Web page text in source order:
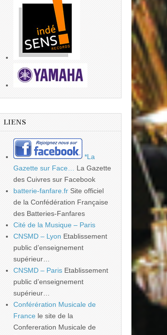
LIENS
*La
Gazette sur Face…
La Gazette
des Cuivres sur Facebook
batterie-fanfare.fr Site officiel
de la Confédération Française
des Batteries-Fanfares
Cité de la Musique – Paris
CNSMD – Lyon Etablissement
public d’enseignement
supérieur…
CNSMD – Paris Etablissement
public d’enseignement
supérieur…
Conférération Musicale de
France le site de la
Confereration Musicale de